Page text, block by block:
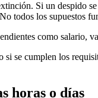
Si un despido
todos los
como salario,
si se cumplen los
horas o días